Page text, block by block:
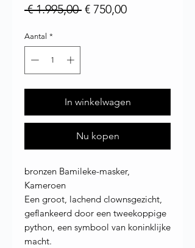
€ 1.995,00 Normale prijs
€ 750,00Verkoopprijs
Aantal *
In winkelwagen
Nu kopen
bronzen Bamileke-masker,
Kameroen
Een groot, lachend clownsgezicht,
geflankeerd door een tweekoppige
python, een symbool van koninklijke
macht.